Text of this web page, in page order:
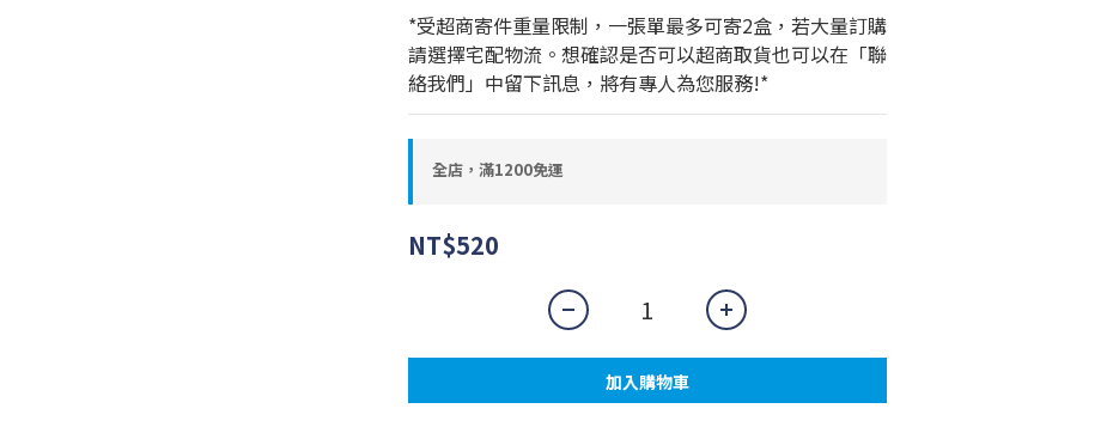
*受超商寄件重量限制，一張單最多可寄2盒，若大量訂購
請選擇宅配物流。想確認是否可以超商取貨也可以在「聯
絡我們」中留下訊息，將有專人為您服務!*
全店，滿1200免運
NT$520
加入購物車